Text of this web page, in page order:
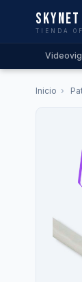
Skynet
TIENDA
Inicio ›